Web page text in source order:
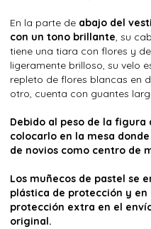
En la parte de abajo del
con un tono brillante, su
tiene una tiara con flores y
ligeramente brilloso, su velo
repleto de flores blancas en
otro, cuenta con guantes
Debido al peso de la
colocarlo en la mesa
de novios como centro de
Los muñecos de pastel se
plástica de protección y
protección extra en el
original.